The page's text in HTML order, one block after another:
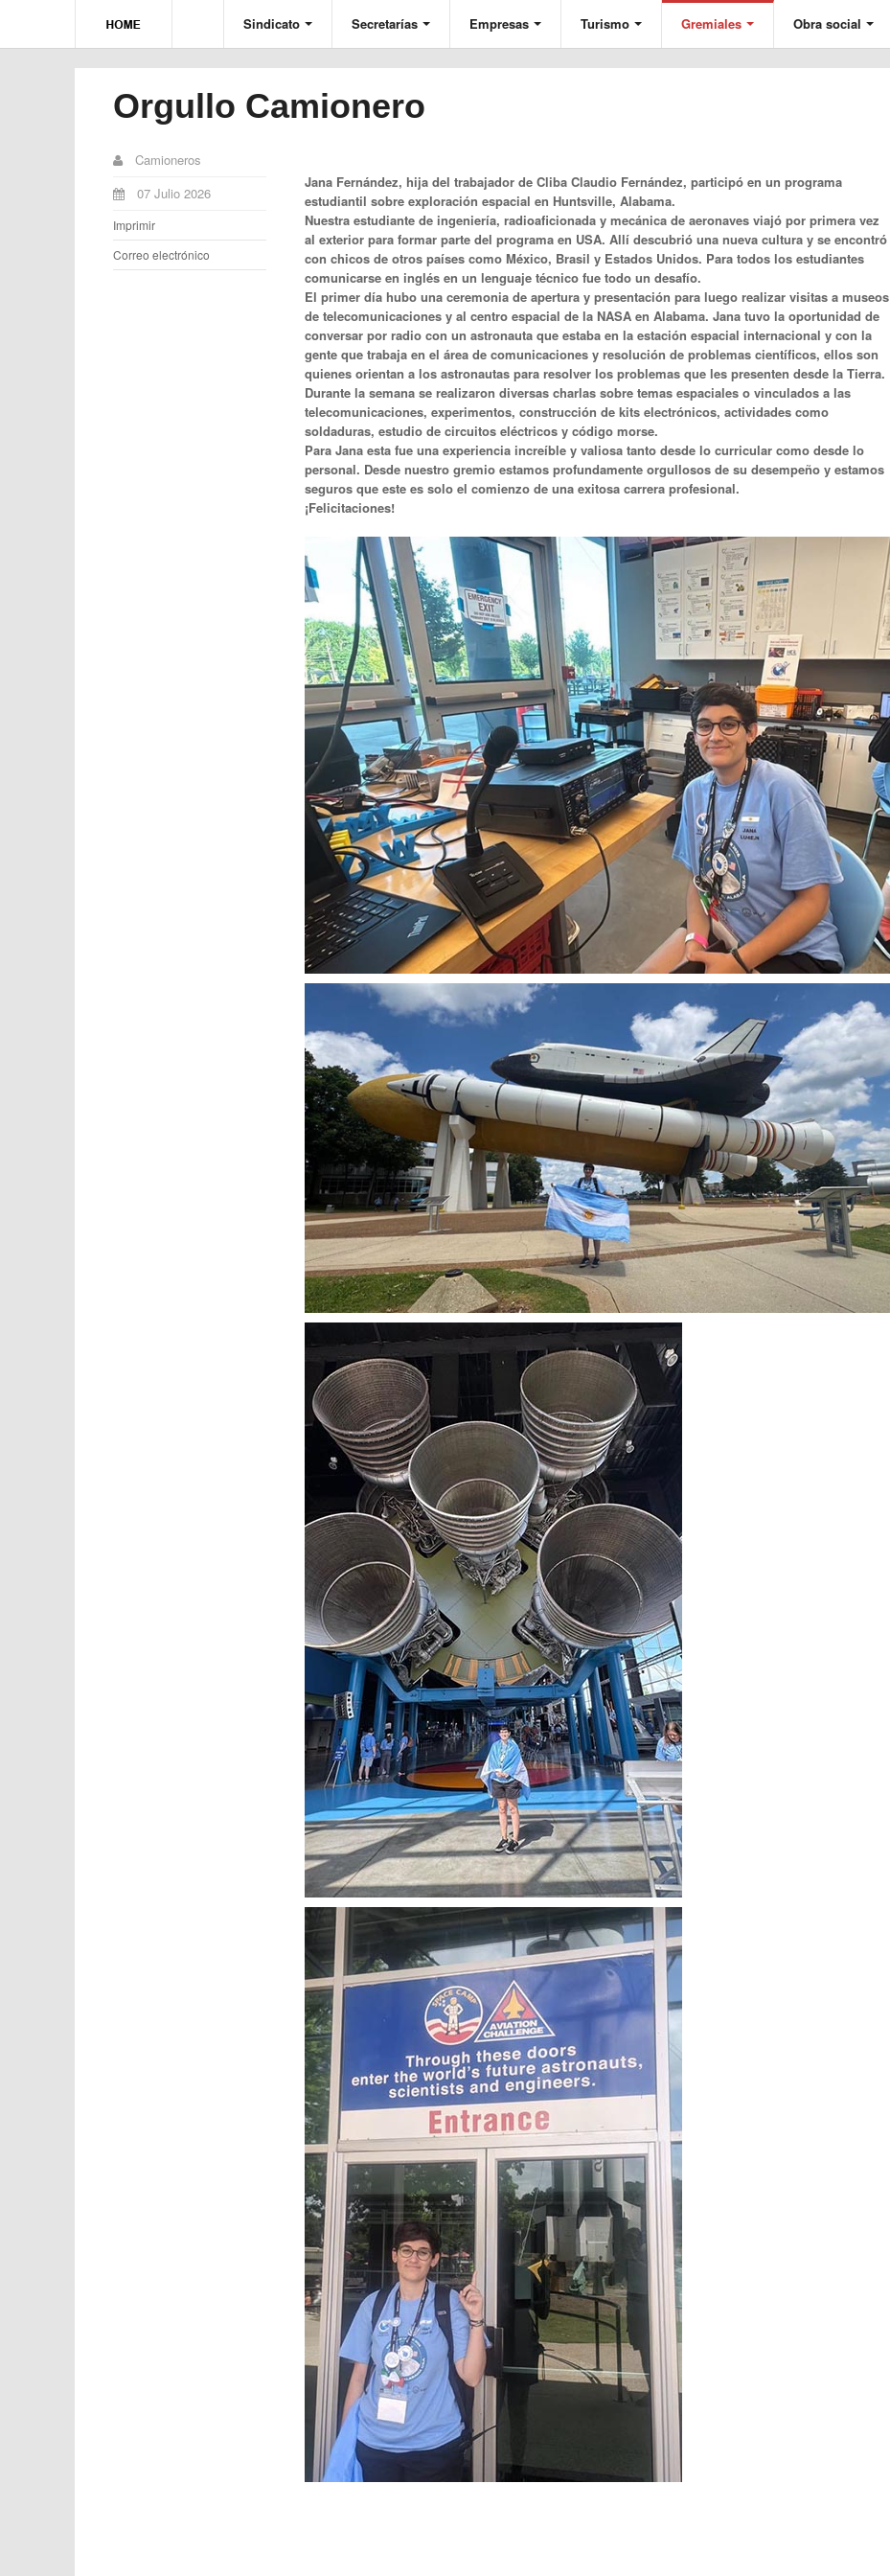
Sindicato Secretarías Empresas Turismo Gremiales Obra social
Orgullo Camionero
Camioneros
07 Julio 2026
Imprimir
Correo electrónico
Jana Fernández, hija del trabajador de Cliba Claudio Fernández, participó en un programa
estudiantil sobre exploración espacial en Huntsville, Alabama.
Nuestra estudiante de ingeniería, radioaficionada y mecánica de aeronaves viajó por primera vez
al exterior para formar parte del programa en USA. Allí descubrió una nueva cultura y se encontró
con chicos de otros países como México, Brasil y Estados Unidos. Para todos los estudiantes
comunicarse en inglés en un lenguaje técnico fue todo un desafío.
El primer día hubo una ceremonia de apertura y presentación para luego realizar visitas a museos
de telecomunicaciones y al centro espacial de la NASA en Alabama. Jana tuvo la oportunidad de
conversar por radio con un astronauta que estaba en la estación espacial internacional y con la
gente que trabaja en el área de comunicaciones y resolución de problemas científicos, ellos son
quienes orientan a los astronautas para resolver los problemas que les presenten desde la Tierra.
Durante la semana se realizaron diversas charlas sobre temas espaciales o vinculados a las
telecomunicaciones, experimentos, construcción de kits electrónicos, actividades como
soldaduras, estudio de circuitos eléctricos y código morse.
Para Jana esta fue una experiencia increíble y valiosa tanto desde lo curricular como desde lo
personal. Desde nuestro gremio estamos profundamente orgullosos de su desempeño y estamos
seguros que este es solo el comienzo de una exitosa carrera profesional.
¡Felicitaciones!